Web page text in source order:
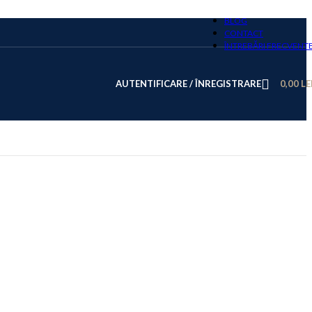
BLOG
CONTACT
ÎNTREBĂRI
AUTENTIFICARE / ÎNREGISTRARE 0,00